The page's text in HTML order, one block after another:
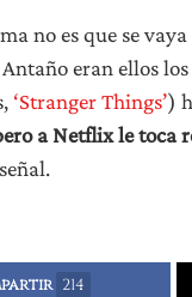
no es que se
eran ellos
‘Stranger Things’)
a Netflix le toca
214